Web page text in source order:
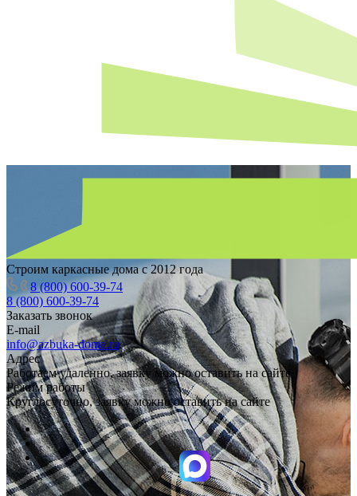
Строим каркасные дома с 2012 года
8 (800) 600-39-74
8 (800) 600-39-74
Заказать звонок
E-mail
info@azbuka-doma.ru
Адрес
Работаем удаленно, заявку можно оставить на сайте
Режим работы
Круглосуточно, заявку можно оставить на сайте